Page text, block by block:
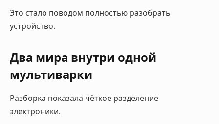
Это стало поводом полностью разобрать
устройство.
Два мира внутри одной
мультиварки
Разборка показала чёткое разделение
электроники.